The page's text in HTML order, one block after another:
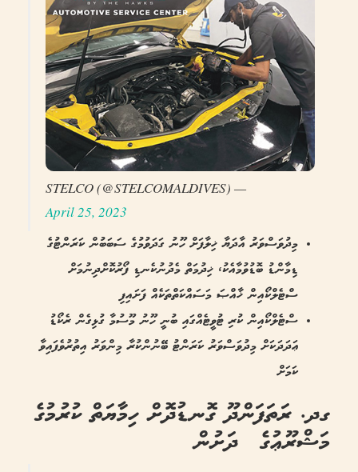
— STELCO (@STELCOMALDIVES)
April 25, 2023
މިދުވަސްވަރު އާދަޔާ ޚިލާފަށް ހޫނު ގަދަވުމުގެ ސަބަބުން ކަރަންޓުގެ
ޑިމާންޑު ބޮޑުވުމާއެކު، ޚިދުމަތް މެދުނުކެނޑި ފޯރުކޮށްދިނުމަށް
ސްޓެލްކޯއިން ޚާއްޞަ މަސައްކަތްތަކެއް ފަށައިފި
ސްޓެލްކޯއިން ކުރި ޓުވީޓެއްގައި ބުނީ ހޫނު މޫސުމާ ގުޅިގެން ރެކޯޑު
ޢަދަދަކަށް މިދުވަސްވަރު ކަރަންޓު ބޭނުންކުރާ މިންވަރު އިތުރުވެފައިވާ
ކަމަށް
ގދ. ރަތަފަންދޫ ގޮނޑުދޮށް ހިމާޔަތް ކުރުމުގެ
މަޝްރޫޢުގެ ދަށުން